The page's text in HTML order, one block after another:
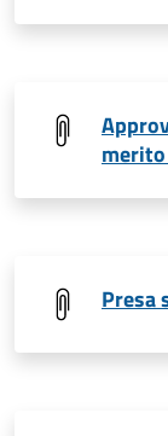
merito
Presa